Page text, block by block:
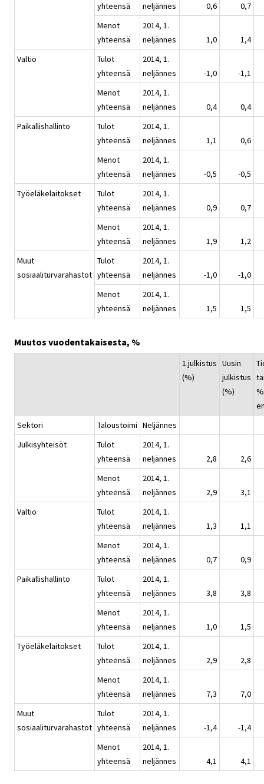
yhteensä
neljännes
0,6
0,7
Menot
yhteensä
2014, 1.
neljännes
1,0
1,4
Valtio
Tulot
yhteensä
2014, 1.
neljännes
-1,0
-1,1
Menot
yhteensä
2014, 1.
neljännes
0,4
0,4
Paikallishallinto
Tulot
yhteensä
2014, 1.
neljännes
1,1
0,6
Menot
yhteensä
2014, 1.
neljännes
-0,5
-0,5
Työeläkelaitokset
Tulot
yhteensä
2014, 1.
neljännes
0,9
0,7
Menot
yhteensä
2014, 1.
neljännes
1,9
1,2
Muut
sosiaaliturvarahastot
Tulot
yhteensä
2014, 1.
neljännes
-1,0
-1,0
Menot
yhteensä
2014, 1.
neljännes
1,5 1,5
Muutos vuodentakaisesta, %
1.julkistus
(%)
Uusin
julkistus
(%)
Sektori
Taloustoimi Neljännes
Julkisyhteisöt
Tulot
yhteensä
2014, 1.
neljännes
2,8
2,6
Menot
yhteensä
2014, 1.
neljännes
2,9
3,1
Valtio
Tulot
yhteensä
2014, 1.
neljännes
1,3
1,1
Menot
yhteensä
2014, 1.
neljännes
0,7
0,9
Paikallishallinto
Tulot
yhteensä
2014, 1.
neljännes
3,8
3,8
Menot
yhteensä
2014, 1.
neljännes
1,0
1,5
Työeläkelaitokset
Tulot
yhteensä
2014, 1.
neljännes
2,9
2,8
Menot
yhteensä
2014, 1.
neljännes
7,3
7,0
Muut
sosiaaliturvarahastot
Tulot
yhteensä
2014, 1.
neljännes
-1,4
-1,4
Menot
yhteensä
2014, 1.
neljännes
4,1 4,1